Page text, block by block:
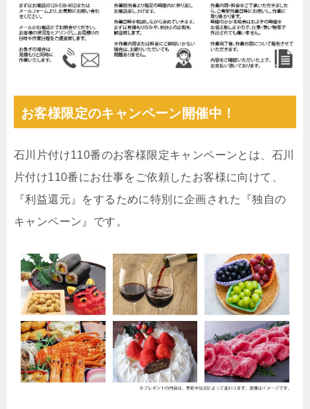
お客様限定のキャンペーン開催中！
石川片付け110番のお客様限定キャンペーンとは、石川
片付け110番にお仕事をご依頼したお客様に向けて、
『利益還元』をするために特別に企画された『独自の
キャンペーン』です。